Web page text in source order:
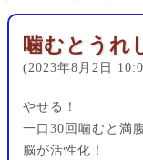
噛むとうれ
(2023年8月2日
やせる！
一口30回噛むと満
脳が活性化！